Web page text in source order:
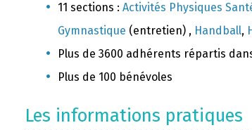
11 sections : Activités Physiques
Gymnastique (entretien) , Handball,
Plus de 3600 adhérents répartis
Plus de 100 bénévoles
Les informations pratiques